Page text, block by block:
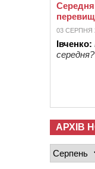
Середня
03 СЕРПНЯ
Івченко:
АРХІВ